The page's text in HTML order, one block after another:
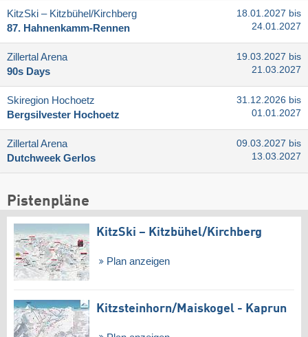
KitzSki – Kitzbühel/​Kirchberg
87. Hahnenkamm-Rennen
18.01.2027 bis
24.01.2027
Zillertal Arena
90s Days
19.03.2027 bis
21.03.2027
Skiregion Hochoetz
Bergsilvester Hochoetz
31.12.2026 bis
01.01.2027
Zillertal Arena
Dutchweek Gerlos
09.03.2027 bis
13.03.2027
Pistenpläne
KitzSki – Kitzbühel/​Kirchberg
Plan anzeigen
Kitzsteinhorn/​Maiskogel - Kaprun